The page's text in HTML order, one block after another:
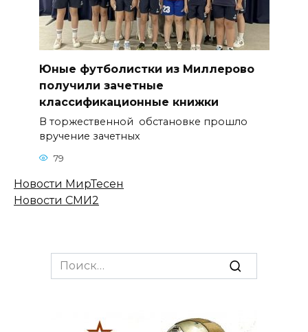
Юные футболистки из Миллерово
получили зачетные
классификационные книжки
В торжественной обстановке прошло
вручение зачетных
79
Новости МирТесен
Новости СМИ2
Search
for: